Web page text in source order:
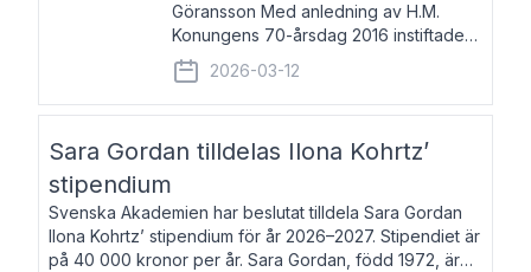
Göransson Med anledning av H.M.
Konungens 70-årsdag 2016 instiftade
fem av de kungliga akademierna det så
kallade Bernadotteprogrammet med
syfte att genom stipendier erbjuda stöd
2026-03-12
Sara Gordan tilldelas Ilona Kohrtz’
stipendium
Svenska Akademien har beslutat tilldela Sara Gordan
Ilona Kohrtz’ stipendium för år 2026–2027. Stipendiet är
på 40 000 kronor per år. Sara Gordan, född 1972, är